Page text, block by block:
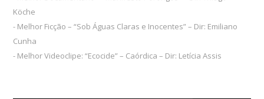
Köche
- Melhor Ficção – “Sob Águas Claras e Inocentes” – Dir: Emiliano
Cunha
- Melhor Videoclipe: “Ecocide” – Caórdica – Dir: Letícia Assis